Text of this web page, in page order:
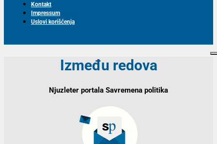
Kontakt
Impressum
Uslovi korišćenja
Između redova
Njuzleter portala Savremena politika